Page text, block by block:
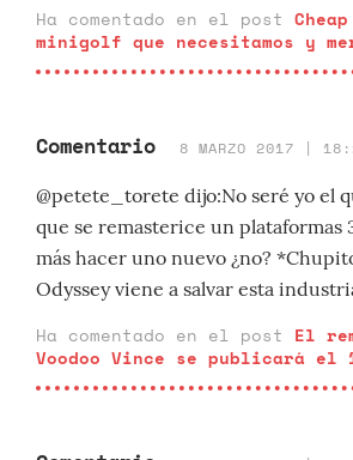
Ha comentado en el post
minigolf que necesitamos y
Comentario 8 MARZO 2017 |
@petete_torete dijo:No seré yo el
que se remasterice un plataformas
más hacer uno nuevo ¿no?
Odyssey viene a salvar esta
Ha comentado en el post El
Voodoo Vince se publicará